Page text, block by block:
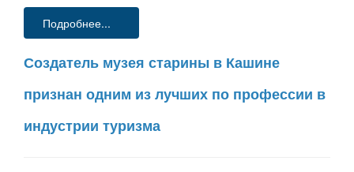
Подробнее...
Создатель музея старины в Кашине
признан одним из лучших по профессии в
индустрии туризма